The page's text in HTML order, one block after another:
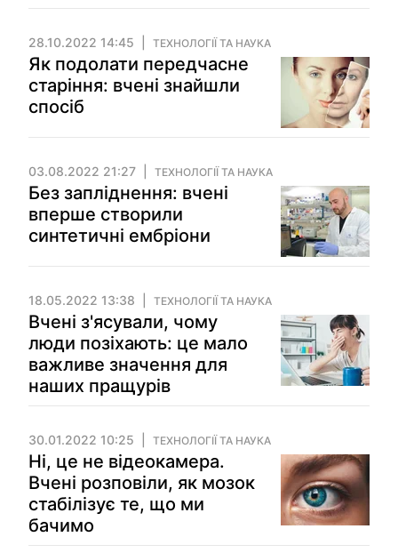
28.10.2022 14:45 ТЕХНОЛОГІЇ ТА НАУКА
Як подолати передчасне
старіння: вчені знайшли
спосіб
03.08.2022 21:27 ТЕХНОЛОГІЇ ТА НАУКА
Без запліднення: вчені
вперше створили
синтетичні ембріони
18.05.2022 13:38 ТЕХНОЛОГІЇ ТА НАУКА
Вчені з'ясували, чому
люди позіхають: це мало
важливе значення для
наших пращурів
30.01.2022 10:25 ТЕХНОЛОГІЇ ТА НАУКА
Ні, це не відеокамера.
Вчені розповіли, як мозок
стабілізує те, що ми
бачимо